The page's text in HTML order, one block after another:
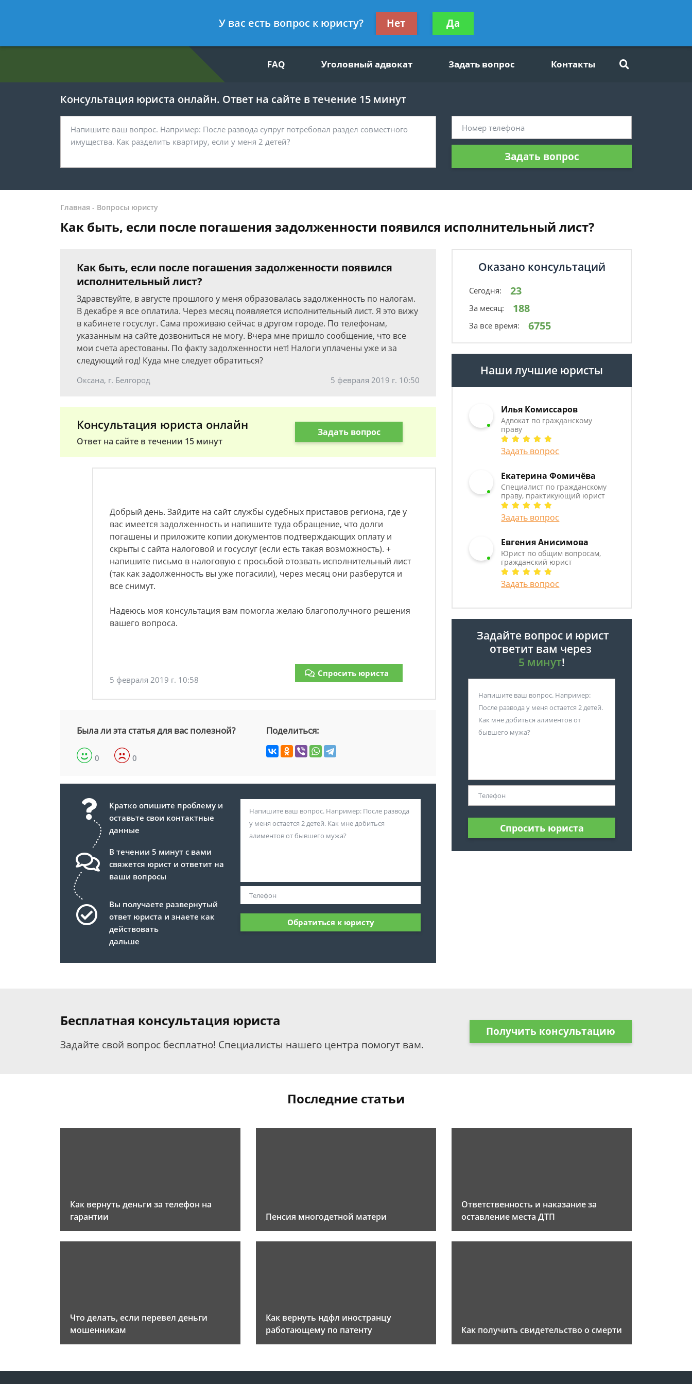
- Юрист по общим вопросам, гражданский юрист
Получите консультацию
бесплатно
FAQ Уголовный адвокат Задать вопрос Контакты
Консультация юриста онлайн. Ответ на сайте в течение 15 минут
Задать вопрос
Главная - Вопросы юристу
Как быть, если после погашения задолженности появился исполнительный лист?
Как быть, если после погашения задолженности появился
исполнительный лист?
Здравствуйте, в августе прошлого у меня образовалась задолженность по налогам.
В декабре я все оплатила. Через месяц появляется исполнительный лист. Я это вижу
в кабинете госуслуг. Сама проживаю сейчас в другом городе. По телефонам,
указанным на сайте дозвониться не могу. Вчера мне пришло сообщение, что все
мои счета арестованы. По факту задолженности нет! Налоги уплачены уже и за
следующий год! Куда мне следует обратиться?
Оксана, г. Белгород 5 февраля 2019 г. 10:50
Консультация юриста онлайн
Ответ на сайте в течении 15 минут
Задать вопрос
Добрый день. Зайдите на сайт службы судебных приставов региона, где у
вас имеется задолженность и напишите туда обращение, что долги
погашены и приложите копии документов подтверждающих оплату и
скрыты с сайта налоговой и госуслуг (если есть такая возможность). +
напишите письмо в налоговую с просьбой отозвать исполнительный лист
(так как задолженность вы уже погасили), через месяц они разберутся и
все снимут.
Надеюсь моя консультация вам помогла желаю благополучного решения
вашего вопроса.
5 февраля 2019 г. 10:58
Спросить юриста
Была ли эта статья для вас полезной?
0 0
Поделиться:
Кратко опишите проблему и
оставьте свои контактные
данные
В течении 5 минут с вами
свяжется юрист и ответит на
ваши вопросы
Вы получаете развернутый
ответ юриста и знаете как
действовать
дальше
Обратиться к юристу
Оказано консультаций
Сегодня: 23
За месяц: 188
За все время: 6755
Наши лучшие юристы
Илья Комиссаров
Адвокат по гражданскому
праву
Задать вопрос
Екатерина Фомичёва
Специалист по гражданскому
праву, практикующий юрист
Задать вопрос
Евгения Анисимова
Юрист по общим вопросам,
гражданский юрист
Задать вопрос
Задайте вопрос и юрист
ответит вам через
5 минут!
Спросить юриста
Бесплатная консультация юриста
Задайте свой вопрос бесплатно! Специалисты нашего центра помогут вам.
Получить консультацию
Последние статьи
Как вернуть деньги за телефон на
гарантии
Пенсия многодетной матери
Ответственность и наказание за
оставление места ДТП
Что делать, если перевел деньги
мошенникам
Как вернуть ндфл иностранцу
работающему по патенту
Как получить свидетельство о смерти
У вас есть вопрос к юристу? Нет Да